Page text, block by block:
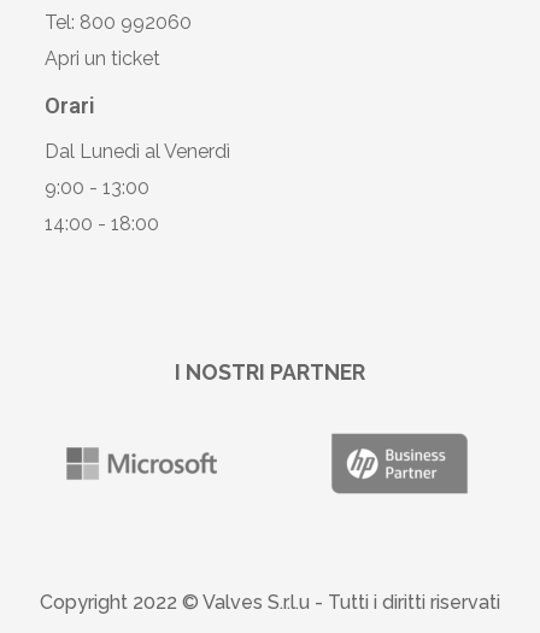
Tel: 800 992060
Apri un ticket
Orari
Dal Lunedì al Venerdì
9:00 - 13:00
14:00 - 18:00
I NOSTRI PARTNER
Copyright 2022 © Valves S.r.l.u - Tutti i diritti riservati